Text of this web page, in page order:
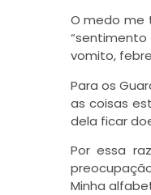
O medo me
vomito,
Para os
as coisas
dela ficar
Por essa
Minha